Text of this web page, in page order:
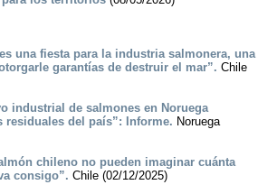
una fiesta para la industria salmonera, una
garantías de destruir el mar”. Chile
industrial de salmones en Noruega
residuales del país”: Informe. Noruega
chileno no pueden imaginar cuánta
consigo”. Chile (02/12/2025)